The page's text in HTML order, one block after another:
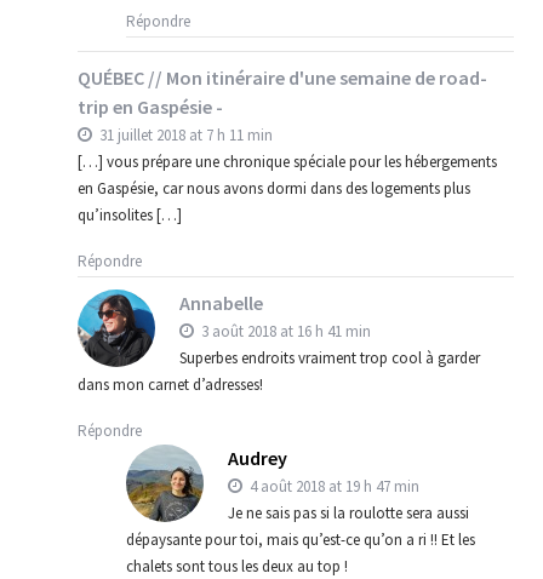
Répondre
QUÉBEC // Mon itinéraire d'une semaine de road-
trip en Gaspésie -
31 juillet 2018 at 7 h 11 min
[…] vous prépare une chronique spéciale pour les hébergements
en Gaspésie, car nous avons dormi dans des logements plus
qu’insolites […]
Répondre
Annabelle
3 août 2018 at 16 h 41 min
Superbes endroits vraiment trop cool à garder
dans mon carnet d’adresses!
Répondre
Audrey
4 août 2018 at 19 h 47 min
Je ne sais pas si la roulotte sera aussi
dépaysante pour toi, mais qu’est-ce qu’on a ri !! Et les
chalets sont tous les deux au top !